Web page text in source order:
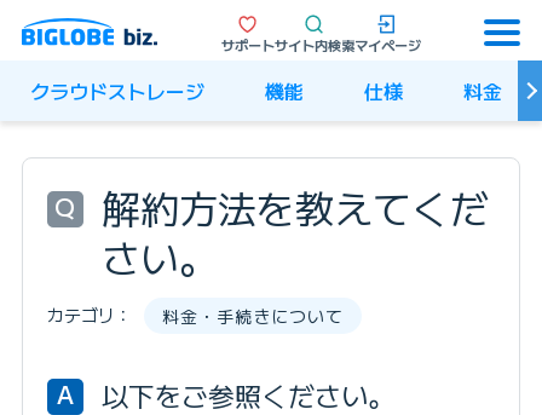
サポートサイト内検索マイページ
クラウドストレージ 機能 仕様 料金
Q
解約方法を教えてくだ
さい。
カテゴリ： 料金・手続きについて
A 以下をご参照ください。